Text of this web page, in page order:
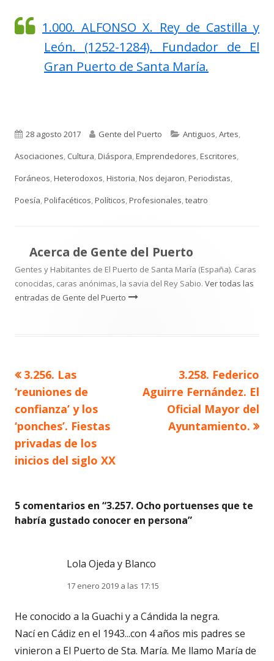
1.000. ALFONSO X. Rey de Castilla y
León. (1252-1284). Fundador de El
Gran Puerto de Santa María.
Publicado
el
28 agosto 2017 Autor
Gente del Puerto Categorías
Antiguos,Artes,
Asociaciones, Cultura,Diáspora,Emprendedores,Escritores,
Foráneos,Heterodoxos,Historia,Nos dejaron,Periodistas,
Poesía,Polifacéticos,Políticos,Profesionales,teatro
Acerca de Gente del Puerto
Gentes y Habitantes de El Puerto de Santa María (España). Caras
conocidas, caras anónimas, la savia del Rey Sabio. Ver todas las
entradas de Gente del Puerto
Navegación
de
entradas
Artículo
anterior
3.256. Las
‘reuniones de
confianza’ y los
‘ponches’. Fiestas
privadas de los
inicios del siglo XX
Artículo
siguiente
3.258. Federico
Aguirre Fernández. El
Oficial Mayor del
Ayuntamiento.
5 comentarios en “3.257. Ocho portuenses que te
habría gustado conocer en persona”
Lola Ojeda y Blanco
17 enero 2019 a las 17:15
He conocido a la Guachi y a Cándida la negra.
Nací en Cádiz en el 1943...con 4 años mis padres se
vinieron a El Puerto de Sta. María. Me llamo María de